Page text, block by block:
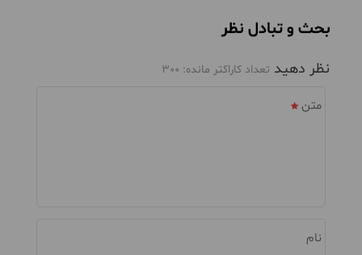
بحث و تبادل نظر
نظر دهید تعداد کاراکتر مانده: 300
متن
نام